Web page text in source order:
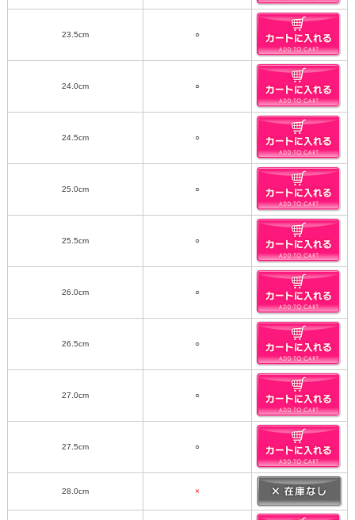
23.5cm ○
24.0cm ○
24.5cm ○
25.0cm ○
25.5cm ○
26.0cm ○
26.5cm ○
27.0cm ○
27.5cm ○
28.0cm ×